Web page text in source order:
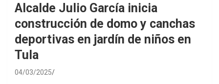
Alcalde Julio García inicia
construcción de domo y canchas
deportivas en jardín de niños en
Tula
04/03/2025